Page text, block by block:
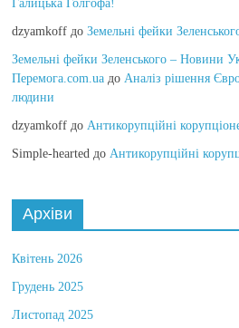
Галицька Голгофа!
dzyamkoff доЗемельні фейки
Земельні фейки Зеленського – Новини
Перемога.com.ua доАналіз рішення
людини
dzyamkoff доАнтикорупційні
Simple-hearted доАнтикорупційні
Архіви
Квітень 2026
Грудень 2025
Листопад 2025